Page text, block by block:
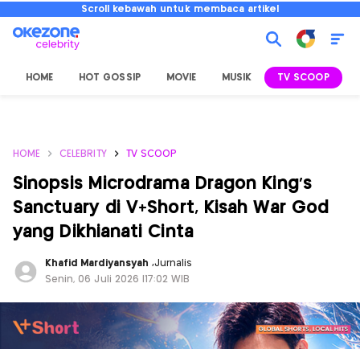
Scroll kebawah untuk membaca artikel
HOME HOT GOSSIP MOVIE MUSIK TV SCOOP
HOME CELEBRITY TV SCOOP
Sinopsis Microdrama Dragon King’s
Sanctuary di V+Short, Kisah War God
yang Dikhianati Cinta
Khafid Mardiyansyah ,Jurnalis
Senin, 06 Juli 2026 |17:02 WIB